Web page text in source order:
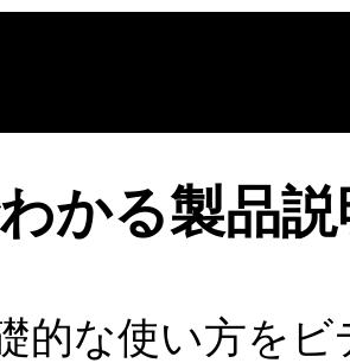
かる製品説
的な使い方を